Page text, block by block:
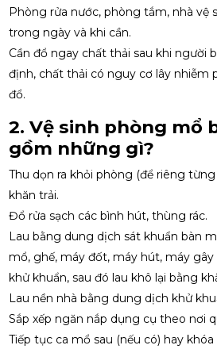
Phòng rửa nước, phòng tắm, nhà vệ
trong ngày và khi cần.
Cần đổ ngay chất thải sau khi người
định, chất thải có nguy cơ lây nhiễm
đổ.
2. Vệ sinh phòng mổ
gồm những gì?
Thu dọn ra khỏi phòng (để riêng từng
khăn trải.
Đổ rửa sạch các bình hút, thùng rác.
Lau bằng dung dịch sát khuẩn bàn
mổ, ghế, máy đốt, máy hút, máy
khử khuẩn, sau đó lau khô lại bằng
Lau nền nhà bằng dung dịch khử
Sắp xếp ngăn nắp dụng cụ theo nơi
Tiếp tục ca mổ sau (nếu có) hay